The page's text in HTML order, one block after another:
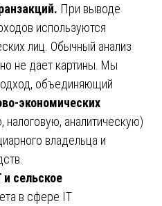
При выводе
используются
лиц. Обычный анализ
не дает картины. Мы
объединяющий
экономических
налоговую, аналитическую)
владельца и
сельское
в сфере IT